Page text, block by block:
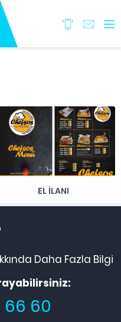
EL İLANI
Daha Fazla Bilgi
66 60